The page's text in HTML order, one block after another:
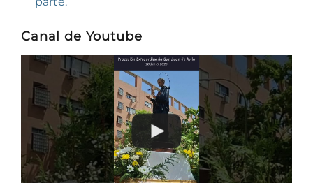
Canal de Youtube